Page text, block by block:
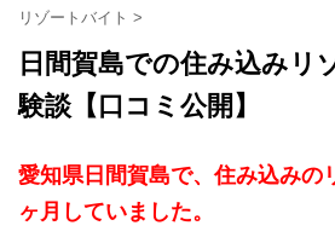
リゾートバイト >
日間賀島での住み込みリ
験談【口コミ公開】
愛知県日間賀島で、住み込みの
ヶ月していました。